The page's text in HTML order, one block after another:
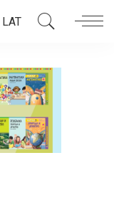
LAT